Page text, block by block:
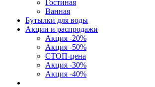
Гостиная
Ванная
Бутылки для воды
Акции и распродажи
Акция -20%
Акция -50%
СТОП-цена
Акция -30%
Акция -40%